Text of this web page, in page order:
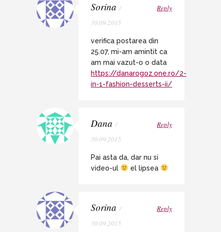
Sorina /
30.09.2015
Reply
verifica postarea din
25.07, mi-am amintit ca
am mai vazut-o o data
https://danarogoz.one.ro/2-
in-1-fashion-desserts-ii/
Dana /
30.09.2015
Reply
Pai asta da, dar nu si
video-ul
el lipsea
Sorina /
30.09.2015
Reply